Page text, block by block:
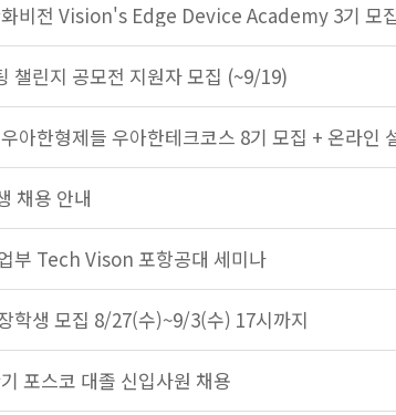
비전 Vision's Edge Device Academy 3기 모
챌린지 공모전 지원자 모집 (~9/19)
아한형제들 우아한테크코스 8기 모집 + 온라인
채용 안내
부 Tech Vison 포항공대 세미나
학생 모집 8/27(수)~9/3(수) 17시까지
포스코 대졸 신입사원 채용